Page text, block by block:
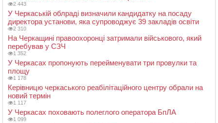
2 443
У Черкаській облраді визначили кандидатку на посаду
директора установи, яка супроводжує 39 закладів освіти
2 310
На Черкащині правоохоронці затримали військового, який
перебував у СЗЧ
1 352
У Черкасах пропонують перейменувати три провулки та
площу
1 178
Керівницю черкаського реабілітаційного центру обрали на
новий термін
1 117
У Черкасах поховають полеглого оператора БпЛА
1 099